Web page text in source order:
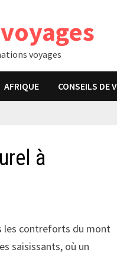
voyages
AFRIQUE CONSEILS DE
à
les contreforts du mont
saisissants, où un